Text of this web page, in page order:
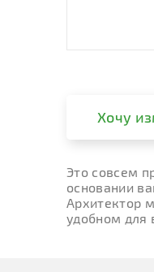
Хочу
Это совсем
основании
Архитектор
удобном для